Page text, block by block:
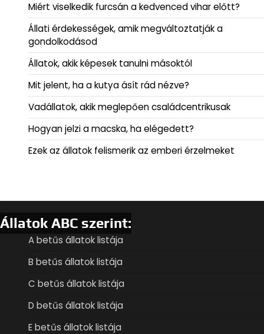
Miért viselkedik furcsán a kedvenced vihar előtt?
Állati érdekességek, amik megváltoztatják a
gondolkodásod
Állatok, akik képesek tanulni másoktól
Mit jelent, ha a kutya ásít rád nézve?
Vadállatok, akik meglepően családcentrikusak
Hogyan jelzi a macska, ha elégedett?
Ezek az állatok felismerik az emberi érzelmeket
Állatok ABC szerint:
A betűs állatok listája
B betűs állatok listája
C betűs állatok listája
D betűs állatok listája
E betűs állatok listája